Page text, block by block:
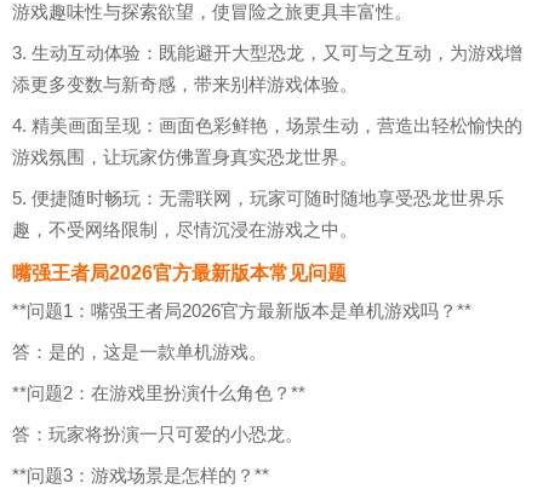
游戏趣味性与探索欲望，使冒险之旅更具丰富性。
3. 生动互动体验：既能避开大型恐龙，又可与之互动，为游戏增
添更多变数与新奇感，带来别样游戏体验。
4. 精美画面呈现：画面色彩鲜艳，场景生动，营造出轻松愉快的
游戏氛围，让玩家仿佛置身真实恐龙世界。
5. 便捷随时畅玩：无需联网，玩家可随时随地享受恐龙世界乐
趣，不受网络限制，尽情沉浸在游戏之中。
嘴强王者局2026官方最新版本常见问题
**问题1：嘴强王者局2026官方最新版本是单机游戏吗？**
答：是的，这是一款单机游戏。
**问题2：在游戏里扮演什么角色？**
答：玩家将扮演一只可爱的小恐龙。
**问题3：游戏场景是怎样的？**